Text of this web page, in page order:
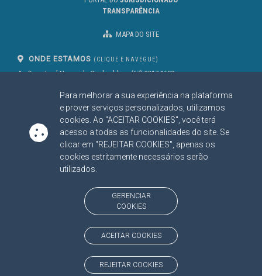
Para melhorar a sua experiência na plataforma
e prover serviços personalizados, utilizamos
cookies. Ao "ACEITAR COOKIES", você terá
acesso a todas as funcionalidades do site. Se
clicar em "REJEITAR COOKIES", apenas os
cookies estritamente necessários serão
utilizados.
GERENCIAR
COOKIES
ACEITAR COOKIES
REJEITAR COOKIES
TRANSPARÊNCIA
MAPA DO SITE
ONDE ESTAMOS (CLIQUE E NAVEGUE)
Av. Des. José Nunes da Cunha, bloco
Campo Grande/MS
CEP: 79031-310
(67) 3317-1500
SIGA NOSSAS REDES SOCIAIS
Linked InYoutube
Facebook
X
BAIXE NOSSO APLICATIVO
https://www.tce.ms.gov.br